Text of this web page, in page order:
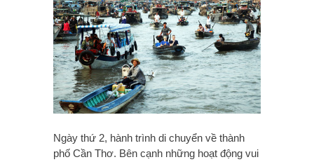
Ngày thứ 2, hành trình di chuyển về thành
phố Cần Thơ. Bên cạnh những hoạt động vui